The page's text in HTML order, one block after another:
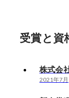
受賞と資
株式会
2021年7月